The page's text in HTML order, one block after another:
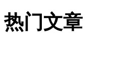
热门文章